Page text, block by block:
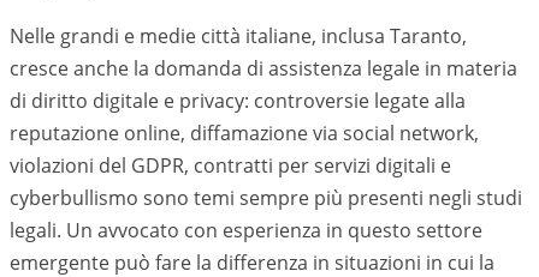
Nelle grandi e medie città italiane, inclusa Taranto,
cresce anche la domanda di assistenza legale in materia
di diritto digitale e privacy: controversie legate alla
reputazione online, diffamazione via social network,
violazioni del GDPR, contratti per servizi digitali e
cyberbullismo sono temi sempre più presenti negli studi
legali. Un avvocato con esperienza in questo settore
emergente può fare la differenza in situazioni in cui la